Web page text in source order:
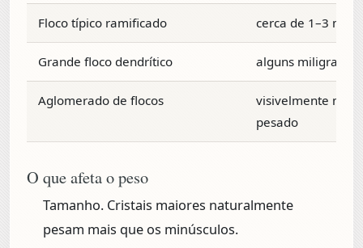
Floco típico ramificado cerca de 1–3 mg
Grande floco dendrítico alguns miligramas
Aglomerado de flocos
visivelmente mais
pesado
O que afeta o peso
Tamanho. Cristais maiores naturalmente
pesam mais que os minúsculos.